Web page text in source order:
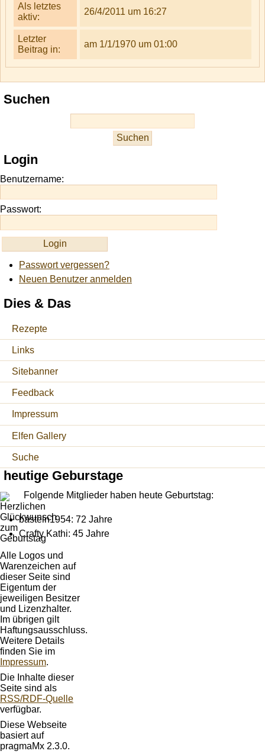
Als letztes
aktiv:
26/4/2011 um 16:27
Letzter
Beitrag in:
am 1/1/1970 um 01:00
Suchen
Login
Benutzername:
Passwort:
Passwort vergessen?
Neuen Benutzer anmelden
Dies & Das
Rezepte
Links
Sitebanner
Feedback
Impressum
Elfen Gallery
Suche
heutige Geburstage
Folgende Mitglieder haben heute Geburtstag:
basteln1954: 72 Jahre
Crafty Kathi: 45 Jahre
Alle Logos und
Warenzeichen auf
dieser Seite sind
Eigentum der
jeweiligen Besitzer
und Lizenzhalter.
Im übrigen gilt
Haftungsausschluss.
Weitere Details
finden Sie im
Impressum.
Die Inhalte dieser
Seite sind als
RSS/RDF-Quelle
verfügbar.
Diese Webseite
basiert auf
pragmaMx 2.3.0.